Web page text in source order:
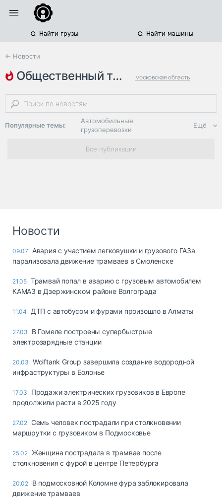
Найти грузы Найти машины
← Новости
общественный транспорт московская область
дтп с трамваем дтп с маршруткой
Популярные темы:
Автомобильные
грузоперевозки
Региональная
логистика
опасные грузы
страхование
Склады и
терминалы
Коммерческий
Спецтехника
Автосервис,
запчасти, шины
автохимия
Дзен
Ещё
Все публикации
Новости
09.07
Авария с участием легковушки и грузового ГАЗа
парализовала движение трамваев в Смоленске
21.05 Трамвай попал в аварию с грузовым автомобилем
КАМАЗ в Дзержинском районе Волгограда
11.04 ДТП с автобусом и фурами произошло в Алматы
27.03
В Гомеле построены супербыстрые
электрозарядные станции
20.03 Wolftank Group завершила создание водородной
инфраструктуры в Болонье
17.03
Продажи электрических грузовиков в Европе
продолжили расти в 2025 году
27.02 Семь человек пострадали при столкновении
маршрутки с грузовиком в Подмосковье
25.02 Женщина пострадала в трамвае после
столкновения с фурой в центре Петербурга
20.02 В подмосковной Коломне фура заблокировала
движение трамваев